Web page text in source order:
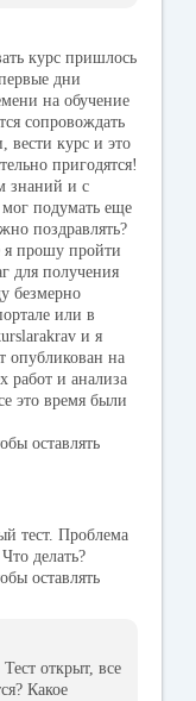
курс пришлось
дни
на обучение
сопровождать
вести курс и это
пригодятся!
знаний и с
подумать еще
поздравлять?
я прошу пройти
для получения
безмерно
или в
и я
опубликован на
работ и анализа
это время были
оставлять
тест. Проблема
делать?
оставлять
открыт, все
Какое